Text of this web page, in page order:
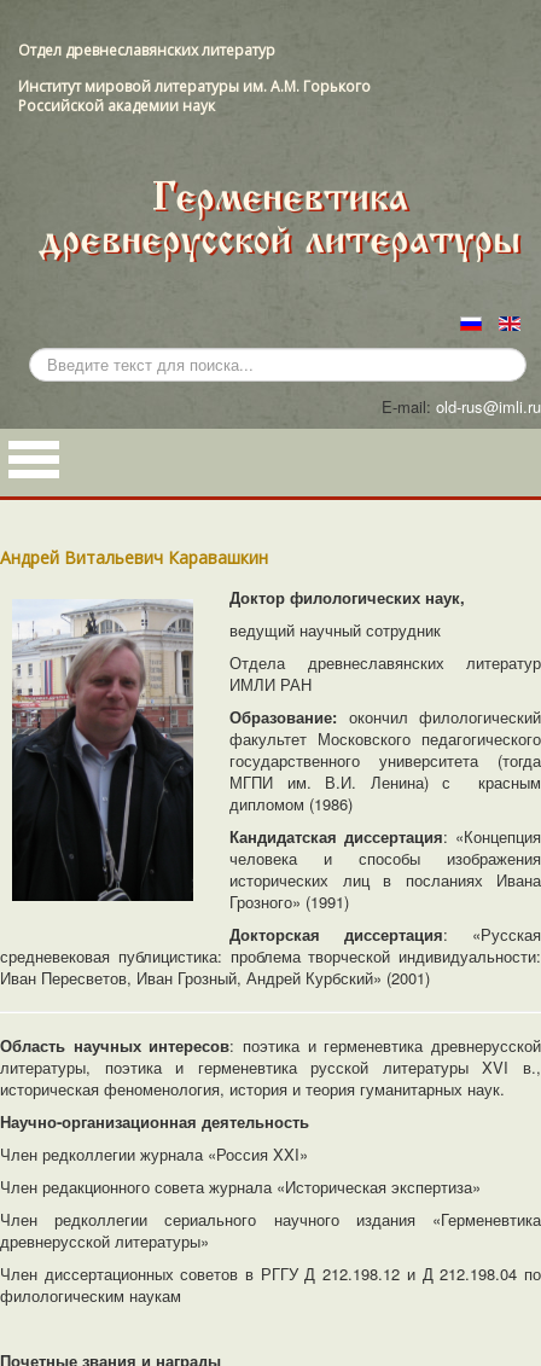
Отдел древнеславянских литератур
Институт мировой литературы им. А.М. Горького
Российской академии наук
Искать...
E-mail: old-rus@imli.ru
Андрей Витальевич Каравашкин
Доктор филологических наук,
ведущий научный сотрудник
Отдела древнеславянских литератур
ИМЛИ РАН
Образование: окончил филологический
факультет Московского педагогического
государственного университета (тогда
МГПИ им. В.И. Ленина) с красным
дипломом (1986)
Кандидатская диссертация: «Концепция
человека и способы изображения
исторических лиц в посланиях Ивана
Грозного» (1991)
Докторская диссертация: «Русская
средневековая публицистика: проблема творческой индивидуальности:
Иван Пересветов, Иван Грозный, Андрей Курбский» (2001)
Область научных интересов: поэтика и герменевтика древнерусской
литературы, поэтика и герменевтика русской литературы XVI в.,
историческая феноменология, история и теория гуманитарных наук.
Научно-организационная деятельность
Член редколлегии журнала «Россия XXI»
Член редакционного совета журнала «Историческая экспертиза»
Член редколлегии сериального научного издания «Герменевтика
древнерусской литературы»
Член диссертационных советов в РГГУ Д 212.198.12 и Д 212.198.04 по
филологическим наукам
Почетные звания и награды